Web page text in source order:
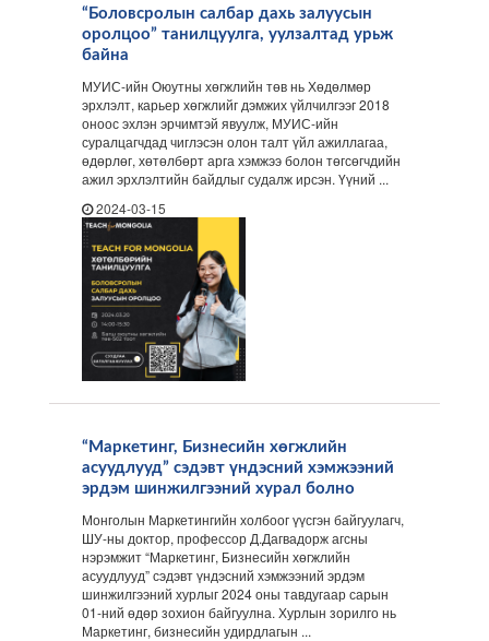
“Боловсролын салбар дахь залуусын
оролцоо” танилцуулга, уулзалтад урьж
байна
МУИС-ийн Оюутны хөгжлийн төв нь Хөдөлмөр
эрхлэлт, карьер хөгжлийг дэмжих үйлчилгээг 2018
оноос эхлэн эрчимтэй явуулж, МУИС-ийн
суралцагчдад чиглэсэн олон талт үйл ажиллагаа,
өдөрлөг, хөтөлбөрт арга хэмжээ болон төгсөгчдийн
ажил эрхлэлтийн байдлыг судалж ирсэн. Үүний ...
2024-03-15
“Маркетинг, Бизнесийн хөгжлийн
асуудлууд” сэдэвт үндэсний хэмжээний
эрдэм шинжилгээний хурал болно
Монголын Маркетингийн холбоог үүсгэн байгуулагч,
ШУ-ны доктор, профессор Д.Дагвадорж агсны
нэрэмжит “Маркетинг, Бизнесийн хөгжлийн
асуудлууд” сэдэвт үндэсний хэмжээний эрдэм
шинжилгээний хурлыг 2024 оны тавдугаар сарын
01-ний өдөр зохион байгуулна. Хурлын зорилго нь
Маркетинг, бизнесийн удирдлагын ...